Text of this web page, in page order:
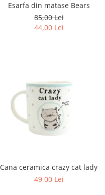
Esarfa din matase Bears
85,00 Lei
44,00 Lei
Cana ceramica crazy cat lady
49,00 Lei